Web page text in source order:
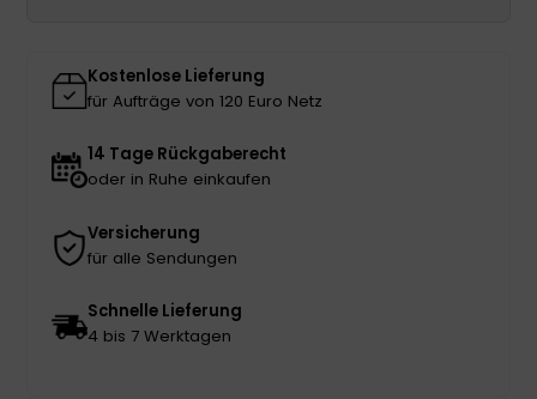
Kostenlose Lieferung
für Aufträge von 120 Euro Netz
14 Tage Rückgaberecht
oder in Ruhe einkaufen
Versicherung
für alle Sendungen
Schnelle Lieferung
4 bis 7 Werktagen